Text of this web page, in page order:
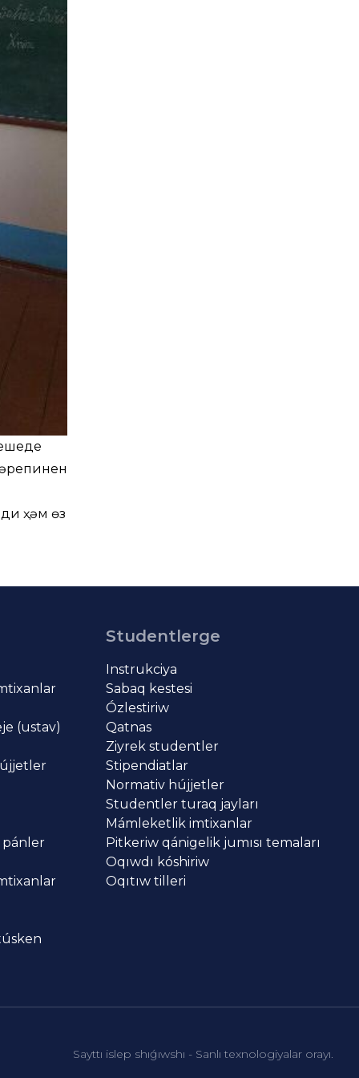
ҳәм өз
(ustav)
pánler
Studentlerge
Instrukciya
Sabaq kestesi
Ózlestiriw
Qatnas
Ziyrek studentler
Stipendiatlar
Normativ hújjetler
Studentler turaq jayları
Mámleketlik imtixanlar
Pitkeriw qánigelik jumısı temaları
Oqıwdı kóshiriw
Oqıtıw tilleri
Sayttı islep shıǵıwshı - Sanlı texnologiyalar orayı.